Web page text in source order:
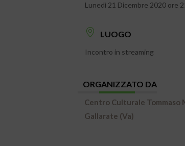
Lunedì 21 Dicembre 2020 ore
LUOGO
Incontro in streaming
ORGANIZZATO DA
Centro Culturale Tommaso
Gallarate (Va)